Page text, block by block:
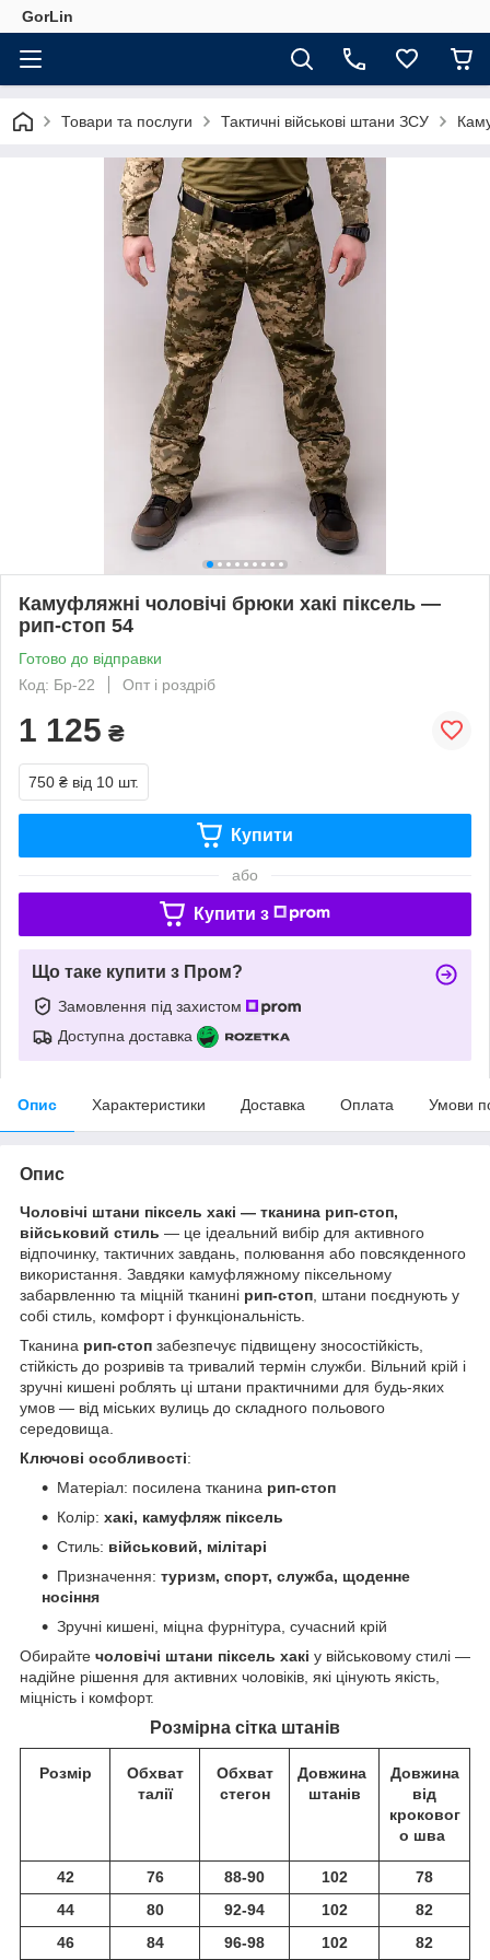
GorLin
Товари та послуги Тактичні військові штани ЗСУ
Камуфляжні чоловічі брюки хакі піксель —
рип-стоп 54
Готово до відправки
Код: Бр-22
Опт і роздріб
1 125 ₴
750 ₴ від 10 шт.
Купити
або
Купити з
Що таке купити з Пром?
Замовлення під захистом
Доступна доставка
Опис Характеристики Доставка Оплата Умови
Опис
Чоловічі штани піксель хакі — тканина рип-стоп,
військовий стиль — це ідеальний вибір для активного
відпочинку, тактичних завдань, полювання або повсякденного
використання. Завдяки камуфляжному піксельному
забарвленню та міцній тканині рип-стоп , штани поєднують у
собі стиль, комфорт і функціональність.
Тканина рип-стоп забезпечує підвищену зносостійкість,
стійкість до розривів та тривалий термін служби. Вільний крій і
зручні кишені роблять ці штани практичними для будь-яких
умов — від міських вулиць до складного польового
середовища.
Ключові особливості:
Матеріал: посилена тканина рип-стоп
Колір: хакі, камуфляж піксель
Стиль: військовий, мілітарі
Призначення: туризм, спорт, служба, щоденне
носіння
Зручні кишені, міцна фурнітура, сучасний крій
Обирайте чоловічі штани піксель хакі у військовому стилі —
надійне рішення для активних чоловіків, які цінують якість,
міцність і комфорт.
Розмірна сітка штанів
Розмір
Обхват
талії
Обхват
стегон
Довжина
штанів
Довжина
від
кроковог
о шва
42 76 88-90 102
78
44
80 92-94 102
82
46
84 96-98 102 82